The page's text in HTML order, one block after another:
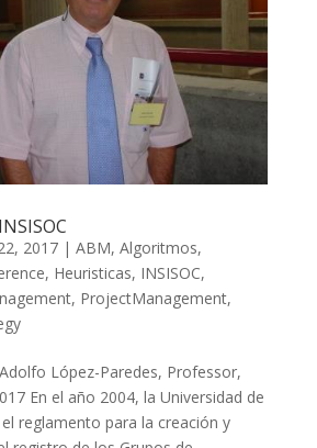
2017| ABM, Algoritmos,
, Heuristicas, INSISOC,
, ProjectManagement,
López-Paredes, Professor,
En el año 2004, la Universidad de
reglamento para la creación y